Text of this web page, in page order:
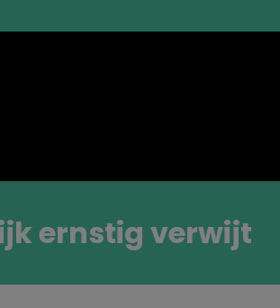
ernstig verwijt